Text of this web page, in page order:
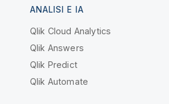
ANALISI E IA
Qlik Cloud Analytics
Qlik Answers
Qlik Predict
Qlik Automate